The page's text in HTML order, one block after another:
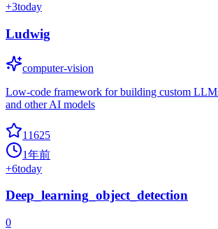
+3today
Ludwig
computer-vision
Low-code framework for building custom
and other AI models
11625
1年前
+6today
Deep_learning_object_detection
0